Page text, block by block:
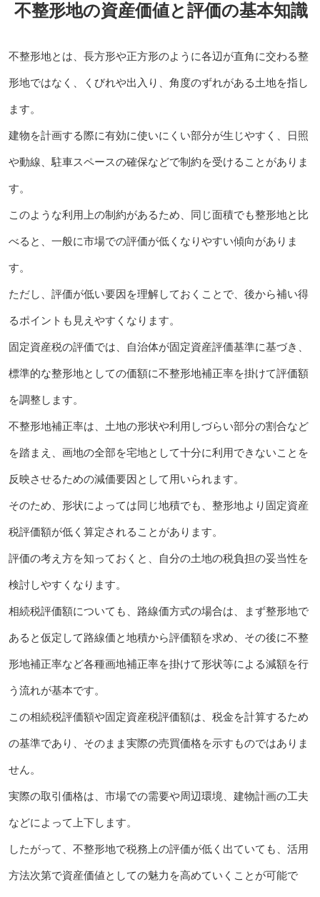
不整形地の資産価値と評価の基本知識
不整形地とは、長方形や正方形のように各辺が直角に交わる整
形地ではなく、くびれや出入り、角度のずれがある土地を指し
ます。
建物を計画する際に有効に使いにくい部分が生じやすく、日照
や動線、駐車スペースの確保などで制約を受けることがありま
す。
このような利用上の制約があるため、同じ面積でも整形地と比
べると、一般に市場での評価が低くなりやすい傾向がありま
す。
ただし、評価が低い要因を理解しておくことで、後から補い得
るポイントも見えやすくなります。
固定資産税の評価では、自治体が固定資産評価基準に基づき、
標準的な整形地としての価額に不整形地補正率を掛けて評価額
を調整します。
不整形地補正率は、土地の形状や利用しづらい部分の割合など
を踏まえ、画地の全部を宅地として十分に利用できないことを
反映させるための減価要因として用いられます。
そのため、形状によっては同じ地積でも、整形地より固定資産
税評価額が低く算定されることがあります。
評価の考え方を知っておくと、自分の土地の税負担の妥当性を
検討しやすくなります。
相続税評価額についても、路線価方式の場合は、まず整形地で
あると仮定して路線価と地積から評価額を求め、その後に不整
形地補正率など各種画地補正率を掛けて形状等による減額を行
う流れが基本です。
この相続税評価額や固定資産税評価額は、税金を計算するため
の基準であり、そのまま実際の売買価格を示すものではありま
せん。
実際の取引価格は、市場での需要や周辺環境、建物計画の工夫
などによって上下します。
したがって、不整形地で税務上の評価が低く出ていても、活用
方法次第で資産価値としての魅力を高めていくことが可能で